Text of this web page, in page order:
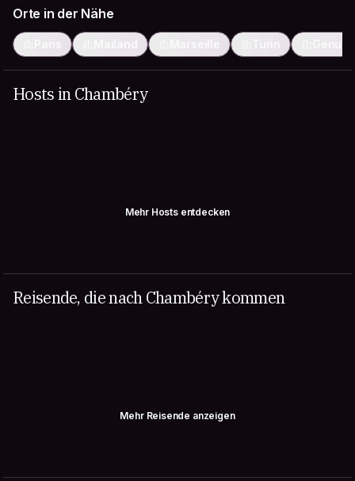
Orte in der Nähe
Paris Mailand Marseille Turin
Hosts in Chambéry
Mehr Hosts entdecken
Reisende, die nach Chambéry kommen
Mehr Reisende anzeigen